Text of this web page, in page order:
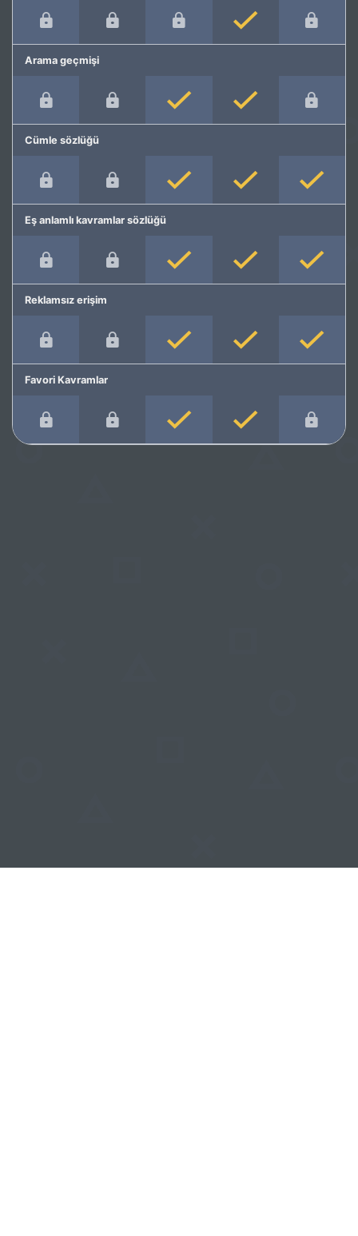
Arama geçmişi
Cümle sözlüğü
Eş anlamlı kavramlar sözlüğü
Reklamsız erişim
Favori Kavramlar